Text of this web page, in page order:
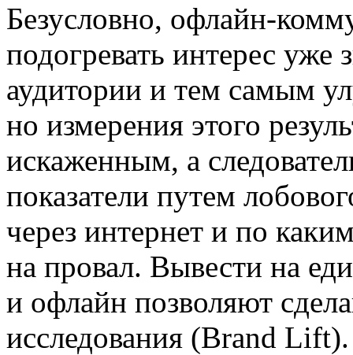
Безусловно, офлайн-
подогревать интерес
аудитории и тем самым
но измерения этого
искаженным, а
показатели путем
через интернет и по
на провал. Вывести на
и офлайн позволяют
исследования (Brand Lift).